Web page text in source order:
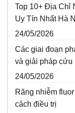
Top 10+ Địa Chỉ
Uy Tín Nhất Hà
24/05/2026
Các giai đoạn
và giải pháp cứu
24/05/2026
Răng nhiễm
cách điều trị